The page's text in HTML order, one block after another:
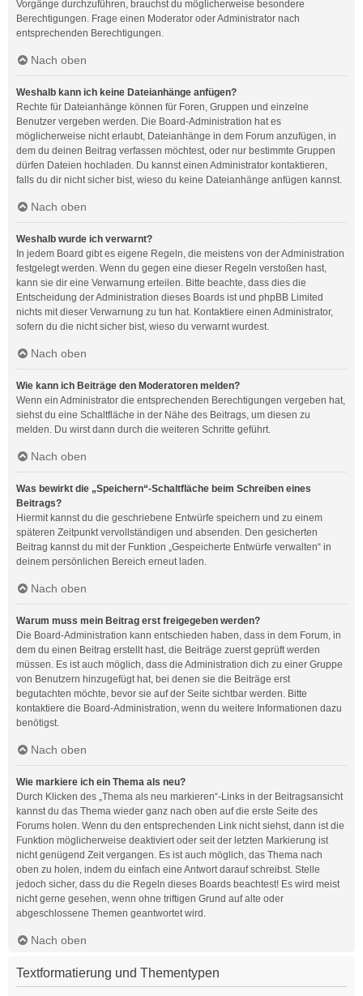
Vorgänge durchzuführen, brauchst du möglicherweise besondere
Berechtigungen. Frage einen Moderator oder Administrator nach
entsprechenden Berechtigungen.
Nach oben
Weshalb kann ich keine Dateianhänge anfügen?
Rechte für Dateianhänge können für Foren, Gruppen und einzelne
Benutzer vergeben werden. Die Board-Administration hat es
möglicherweise nicht erlaubt, Dateianhänge in dem Forum anzufügen, in
dem du deinen Beitrag verfassen möchtest, oder nur bestimmte Gruppen
dürfen Dateien hochladen. Du kannst einen Administrator kontaktieren,
falls du dir nicht sicher bist, wieso du keine Dateianhänge anfügen kannst.
Nach oben
Weshalb wurde ich verwarnt?
In jedem Board gibt es eigene Regeln, die meistens von der Administration
festgelegt werden. Wenn du gegen eine dieser Regeln verstoßen hast,
kann sie dir eine Verwarnung erteilen. Bitte beachte, dass dies die
Entscheidung der Administration dieses Boards ist und phpBB Limited
nichts mit dieser Verwarnung zu tun hat. Kontaktiere einen Administrator,
sofern du die nicht sicher bist, wieso du verwarnt wurdest.
Nach oben
Wie kann ich Beiträge den Moderatoren melden?
Wenn ein Administrator die entsprechenden Berechtigungen vergeben hat,
siehst du eine Schaltfläche in der Nähe des Beitrags, um diesen zu
melden. Du wirst dann durch die weiteren Schritte geführt.
Nach oben
Was bewirkt die „Speichern“-Schaltfläche beim Schreiben eines
Beitrags?
Hiermit kannst du die geschriebene Entwürfe speichern und zu einem
späteren Zeitpunkt vervollständigen und absenden. Den gesicherten
Beitrag kannst du mit der Funktion „Gespeicherte Entwürfe verwalten“ in
deinem persönlichen Bereich erneut laden.
Nach oben
Warum muss mein Beitrag erst freigegeben werden?
Die Board-Administration kann entschieden haben, dass in dem Forum, in
dem du einen Beitrag erstellt hast, die Beiträge zuerst geprüft werden
müssen. Es ist auch möglich, dass die Administration dich zu einer Gruppe
von Benutzern hinzugefügt hat, bei denen sie die Beiträge erst
begutachten möchte, bevor sie auf der Seite sichtbar werden. Bitte
kontaktiere die Board-Administration, wenn du weitere Informationen dazu
benötigst.
Nach oben
Wie markiere ich ein Thema als neu?
Durch Klicken des „Thema als neu markieren“-Links in der Beitragsansicht
kannst du das Thema wieder ganz nach oben auf die erste Seite des
Forums holen. Wenn du den entsprechenden Link nicht siehst, dann ist die
Funktion möglicherweise deaktiviert oder seit der letzten Markierung ist
nicht genügend Zeit vergangen. Es ist auch möglich, das Thema nach
oben zu holen, indem du einfach eine Antwort darauf schreibst. Stelle
jedoch sicher, dass du die Regeln dieses Boards beachtest! Es wird meist
nicht gerne gesehen, wenn ohne triftigen Grund auf alte oder
abgeschlossene Themen geantwortet wird.
Nach oben
Textformatierung und Thementypen